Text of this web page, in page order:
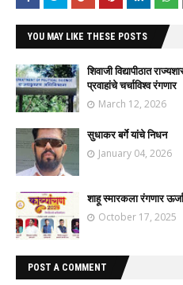
YOU MAY LIKE THESE POSTS
शिवाजी विद्यापीठात
प्रवाहांचे चर्चाविश्व रंगणार
March 12, 2026
सुधाकर बर्गे यांचे निधन
January 04, 2026
शाहू स्मारकला रंगणार
October 17, 2025
POST A COMMENT